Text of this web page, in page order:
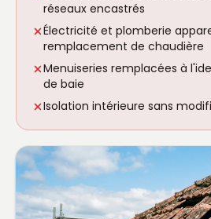
réseaux encastrés
Électricité et plomberie
remplacement de chaudière
Menuiseries remplacées à
de baie
Isolation intérieure sans